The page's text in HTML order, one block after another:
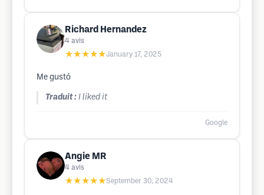
Richard Hernandez
4 avis
★★★★★January 17, 2025
Me gustó
Traduit : I liked it
Google
Angie MR
4 avis
★★★★★September 30, 2024